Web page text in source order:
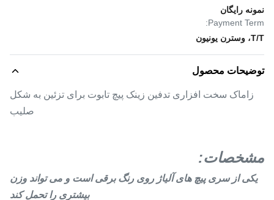
نمونه رایگان
Payment Term:
T/T، وسترن یونیون
توضیحات محصول
زاماک سخت افزاری تدفین زینک پیچ تابوت برای تزئین به شکل
صلیب
مشخصات:
یکی از سری پیچ های آلیاژ روی رنگ برقی است و می تواند وزن
بیشتری را تحمل کند